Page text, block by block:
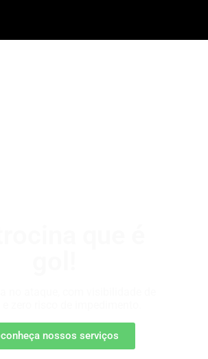
conheça nossos serviços